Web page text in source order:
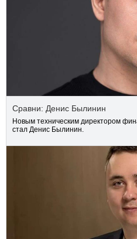
Сравни: Денис Былинин
Новым техническим директором
стал Денис Былинин.